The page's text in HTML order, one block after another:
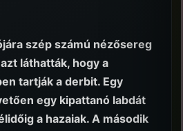
szép számú nézősereg
láthatták, hogy a
tartják a derbit. Egy
egy kipattanó labdát
a hazaiak. A második